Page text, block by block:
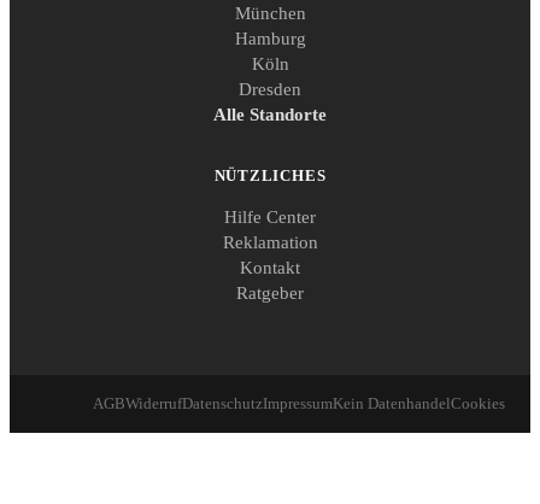
München
Hamburg
Köln
Dresden
Alle Standorte
NÜTZLICHES
Hilfe Center
Reklamation
Kontakt
Ratgeber
AGBWiderrufDatenschutzImpressumKein DatenhandelCookies